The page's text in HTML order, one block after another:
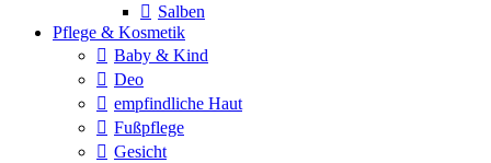
Salben
Pflege & Kosmetik
Baby & Kind
Deo
empfindliche Haut
Fußpflege
Gesicht